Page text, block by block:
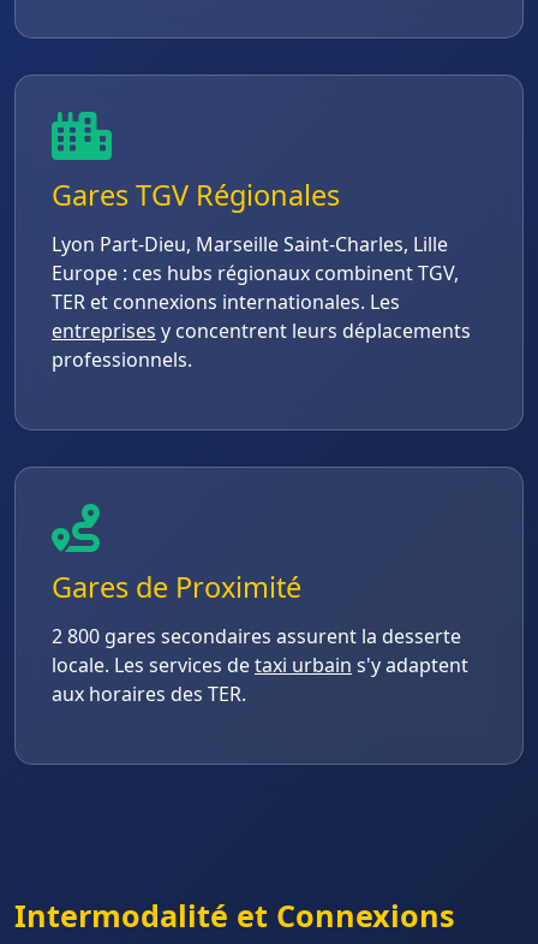
Gares TGV Régionales
Lyon Part-Dieu, Marseille Saint-Charles, Lille
Europe : ces hubs régionaux combinent TGV,
TER et connexions internationales. Les
entreprises y concentrent leurs déplacements
professionnels.
Gares de Proximité
2 800 gares secondaires assurent la desserte
locale. Les services detaxi urbain s'y adaptent
aux horaires des TER.
Intermodalité et Connexions